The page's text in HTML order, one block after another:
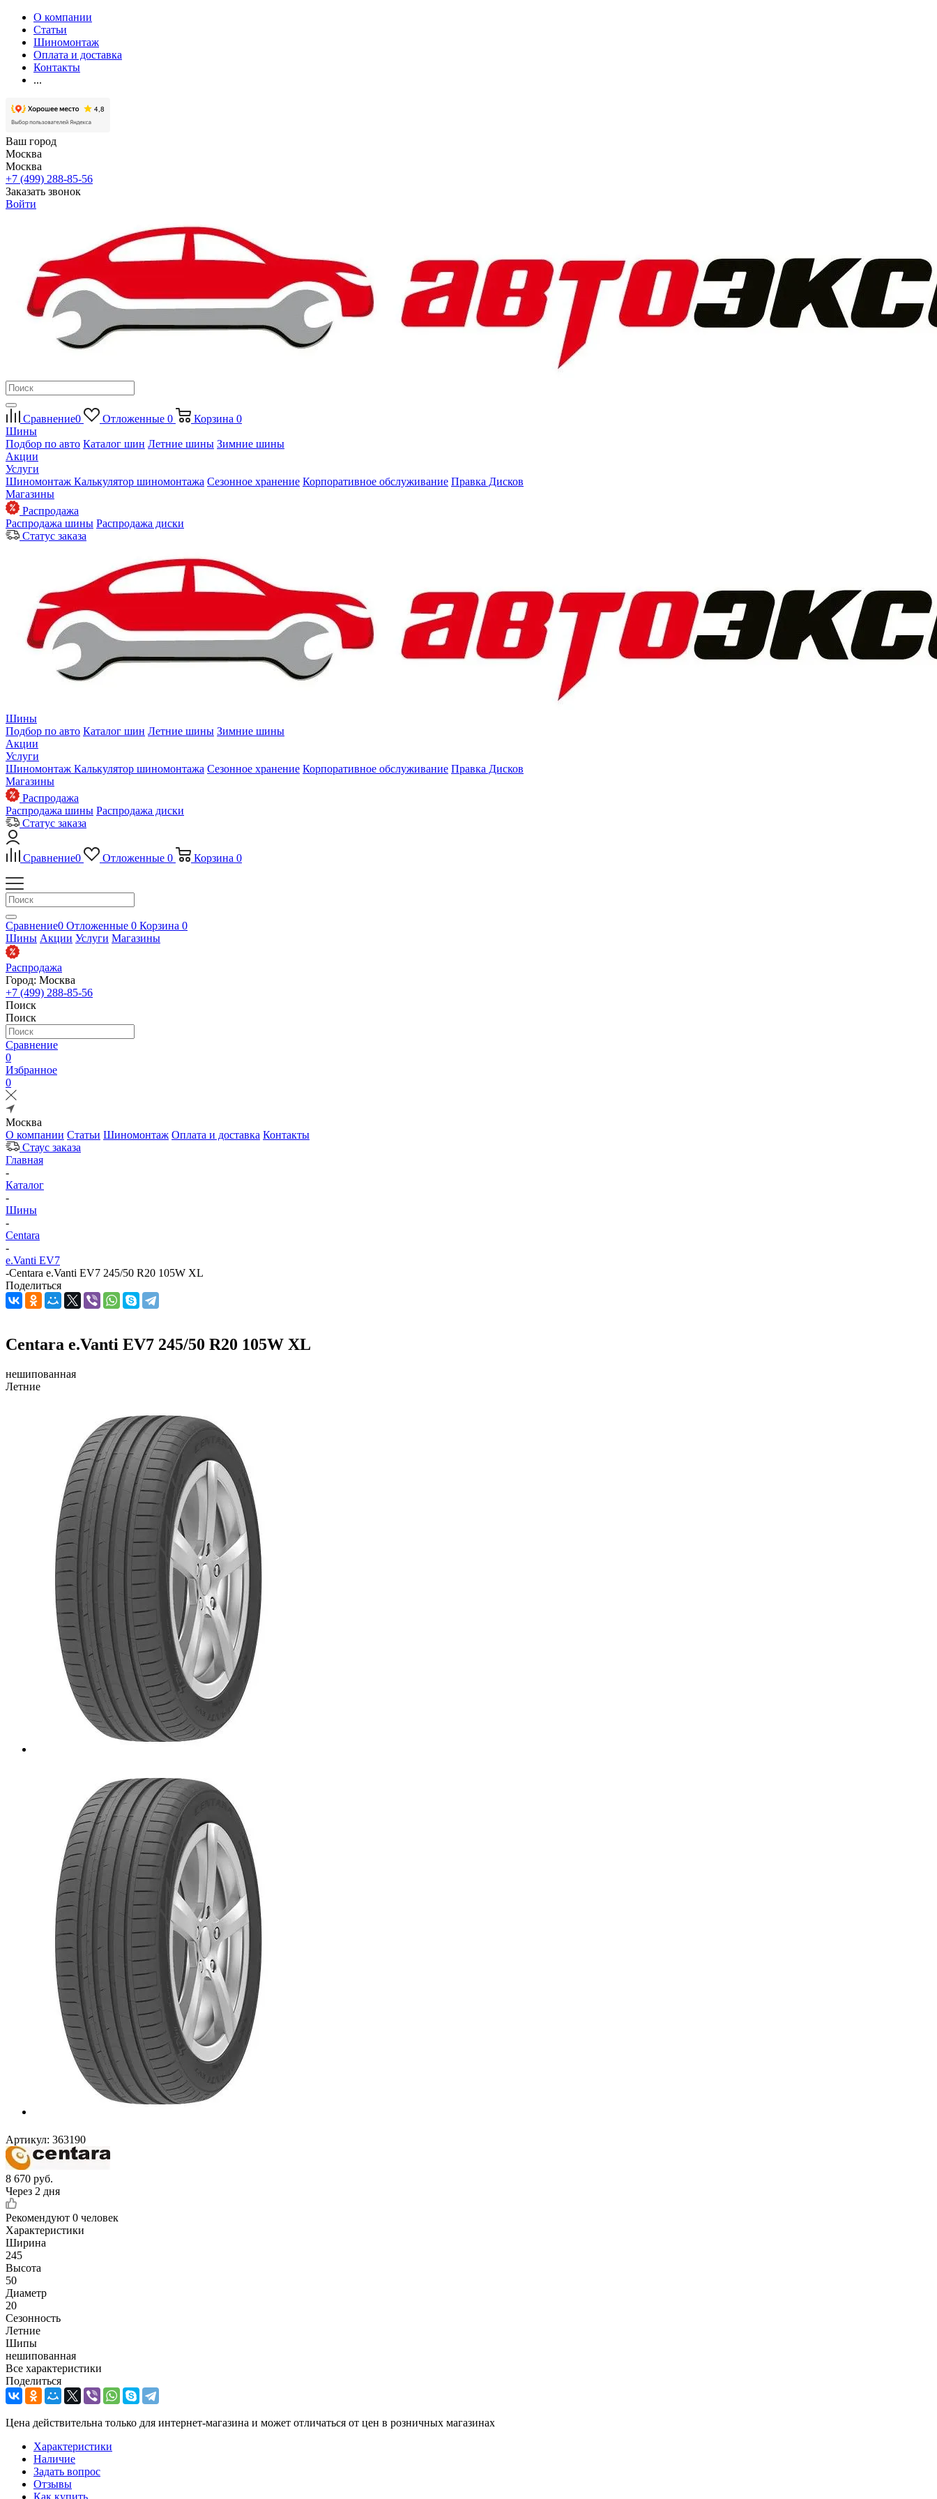
О компании
Статьи
Шиномонтаж
Оплата и доставка
Контакты
...
Ваш город
Москва
Москва
+7 (499) 288-85-56
Заказать звонок
Войти
Сравнение0 Отложенные 0 Корзина 0
Шины
Подбор по авто Каталог шин Летние шины Зимние шины
Акции
Услуги
Шиномонтаж Калькулятор шиномонтажа Сезонное хранение Корпоративное обслуживание Правка Дисков
Магазины
Распродажа
Распродажа шины Распродажа диски
Статус заказа
Шины
Подбор по авто Каталог шин Летние шины Зимние шины
Акции
Услуги
Шиномонтаж Калькулятор шиномонтажа Сезонное хранение Корпоративное обслуживание Правка Дисков
Магазины
Распродажа
Распродажа шины Распродажа диски
Статус заказа
Сравнение0 Отложенные 0 Корзина 0
Сравнение0 Отложенные 0 Корзина 0
Шины Акции Услуги Магазины
Распродажа
Город: Москва
+7 (499) 288-85-56
Поиск
Поиск
Сравнение
0
Избранное
0
Москва
О компании Статьи Шиномонтаж Оплата и доставка Контакты
Стаус заказа
Главная
-
Каталог
-
Шины
-
Centara
-
e.Vanti EV7
-Centara e.Vanti EV7 245/50 R20 105W XL
Поделиться
Centara e.Vanti EV7 245/50 R20 105W XL
нешипованная
Летние
Артикул: 363190
8 670 руб.
Через 2 дня
Рекомендуют 0 человек
Характеристики
Ширина
245
Высота
50
Диаметр
20
Сезонность
Летние
Шипы
нешипованная
Все характеристики
Поделиться
Цена действительна только для интернет-магазина и может отличаться от цен в розничных магазинах
Характеристики
Наличие
Задать вопрос
Отзывы
Как купить